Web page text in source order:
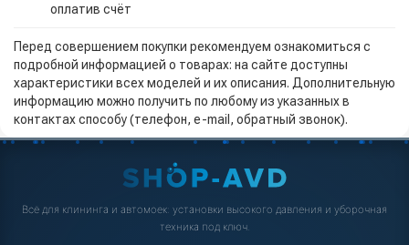
оплатив счёт
Перед совершением покупки рекомендуем ознакомиться с
подробной информацией о товарах: на сайте доступны
характеристики всех моделей и их описания. Дополнительную
информацию можно получить по любому из указанных в
контактах способу (телефон, e-mail, обратный звонок).
Всё для клининга и автомоек: установки высокого давления и уборочная
техника под ключ.